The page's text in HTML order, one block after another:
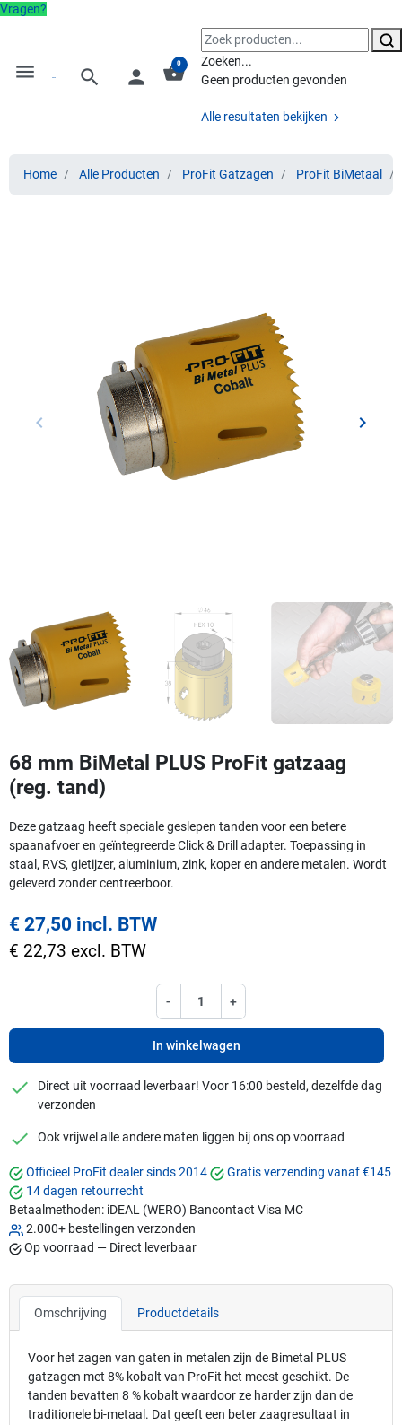
Vragen?
menu search person shopping_basket
0
Zoeken...
Geen producten gevonden
Alle resultaten bekijken
Home Alle Producten ProFit Gatzagen ProFit BiMetaal
Vorige
keyboard_arrow_left keyboard_arrow_right
68 mm BiMetal PLUS ProFit gatzaag
(reg. tand)
Deze gatzaag heeft speciale geslepen tanden voor een betere
spaanafvoer en geïntegreerde Click & Drill adapter. Toepassing in
staal, RVS, gietijzer, aluminium, zink, koper en andere metalen. Wordt
geleverd zonder centreerboor.
€ 27,50 incl. BTW
€ 22,73 excl. BTW
- +
In winkelwagen
checkmark
Direct uit voorraad leverbaar! Voor 16:00 besteld, dezelfde dag
verzonden
checkmark
Ook vrijwel alle andere maten liggen bij ons op voorraad
Officieel ProFit dealer sinds 2014
Gratis verzending vanaf €145
14 dagen retourrecht
Betaalmethoden: iDEAL (WERO) Bancontact Visa MC
2.000+ bestellingen verzonden
Op voorraad — Direct leverbaar
Omschrijving Productdetails
Voor het zagen van gaten in metalen zijn de Bimetal PLUS
gatzagen met 8% kobalt van ProFit het meest geschikt. De
tanden bevatten 8 % kobalt waardoor ze harder zijn dan de
traditionele bi-metaal. Dat geeft een beter zaagresultaat in